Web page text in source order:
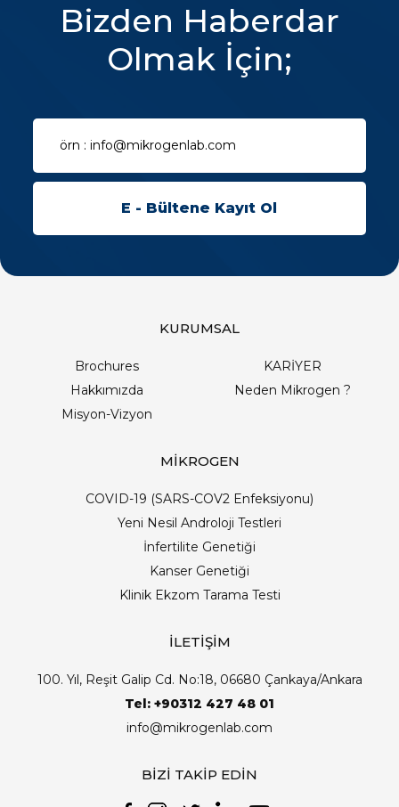
Bizden Haberdar
Olmak İçin;
KURUMSAL
Brochures
KARİYER
Hakkımızda
Neden Mikrogen ?
Misyon-Vizyon
MİKROGEN
COVID-19 (SARS-COV2 Enfeksiyonu)
Yeni Nesil Androloji Testleri
İnfertilite Genetiği
Kanser Genetiği
Klinik Ekzom Tarama Testi
İLETİŞİM
100. Yıl, Reşit Galip Cd. No:18, 06680 Çankaya/Ankara
Tel: +90312 427 48 01
info@mikrogenlab.com
BİZİ TAKİP EDİN